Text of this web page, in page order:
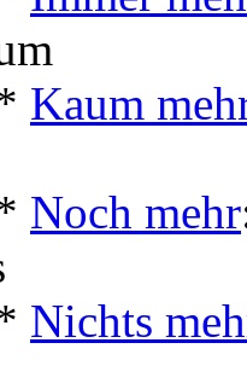
Kaum
Noch mehr
Nichts